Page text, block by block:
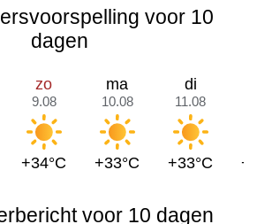
voor 10
dagen
zo
9.08
+34°C
ma
10.08
+33°C
di
11.08
+33°C
voor 10 dagen